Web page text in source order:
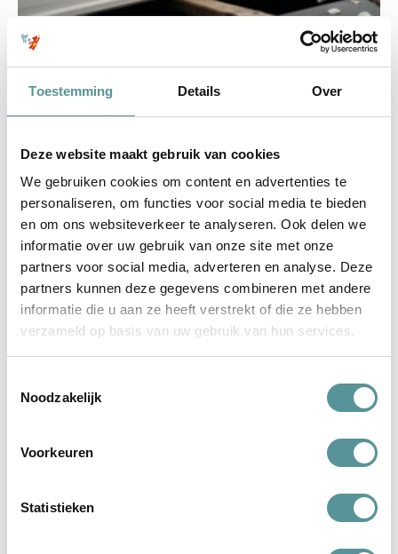
Toestemming Details Over
Deze website maakt gebruik van cookies
We gebruiken cookies om content en advertenties te
personaliseren, om functies voor social media te bieden
en om ons websiteverkeer te analyseren. Ook delen we
informatie over uw gebruik van onze site met onze
partners voor social media, adverteren en analyse. Deze
partners kunnen deze gegevens combineren met andere
informatie die u aan ze heeft verstrekt of die ze hebben
verzameld op basis van uw gebruik van hun services.
Noodzakelijk
Voorkeuren
Statistieken
Ze staan open voor jouw ideeën
Knuf en Ko heeft ons ontzettend fijn begeleid bij de uitvaart
van onze zoon. Desley en Sanneke zijn professioneel,
kundig en empathisch. Ze staan open
lees verder